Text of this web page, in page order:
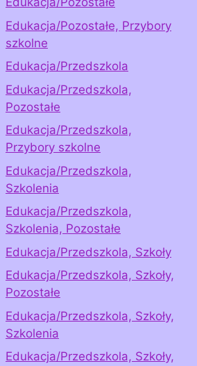
Edukacja/Pozostałe, Przybory
szkolne
Edukacja/Przedszkola
Edukacja/Przedszkola,
Pozostałe
Edukacja/Przedszkola,
Przybory szkolne
Edukacja/Przedszkola,
Szkolenia
Edukacja/Przedszkola,
Szkolenia, Pozostałe
Edukacja/Przedszkola, Szkoły
Edukacja/Przedszkola, Szkoły,
Pozostałe
Edukacja/Przedszkola, Szkoły,
Szkolenia
Edukacja/Przedszkola, Szkoły,